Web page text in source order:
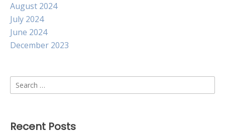
August 2024
July 2024
June 2024
December 2023
Search
for:
Recent Posts